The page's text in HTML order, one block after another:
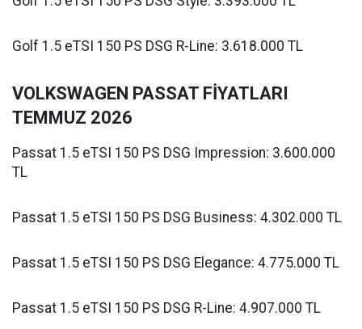
Golf 1.5 eTSI 150 PS DSG R-Line: 3.618.000 TL
VOLKSWAGEN PASSAT FİYATLARI
TEMMUZ 2026
Passat 1.5 eTSI 150 PS DSG Impression: 3.600.000
TL
Passat 1.5 eTSI 150 PS DSG Business: 4.302.000 TL
Passat 1.5 eTSI 150 PS DSG Elegance: 4.775.000 TL
Passat 1.5 eTSI 150 PS DSG R-Line: 4.907.000 TL